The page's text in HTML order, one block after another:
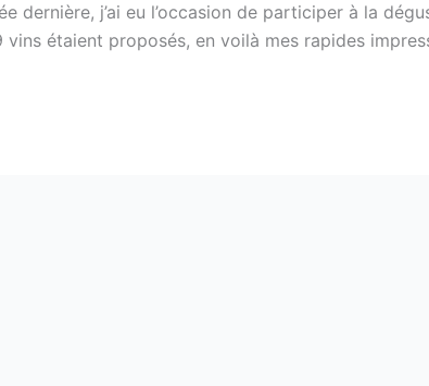
dernière, j’ai eu l’occasion de participer à la
étaient proposés, en voilà mes rapides